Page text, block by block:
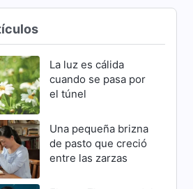
La luz es cálida
cuando se pasa por
el túnel
Una pequeña brizna
de pasto que creció
entre las zarzas